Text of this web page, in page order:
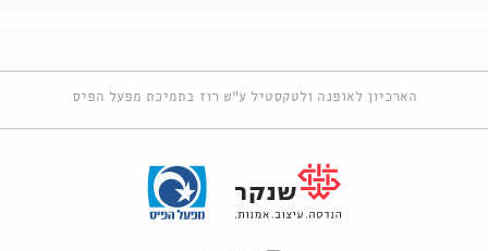
הארכיון לאופנה ולטקסטיל ע"ש רוז בתמיכת מפעל הפיס